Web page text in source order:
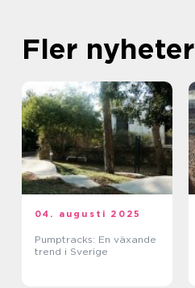
Fler nyheter
04. augusti 2025
Pumptracks: En växande
trend i Sverige